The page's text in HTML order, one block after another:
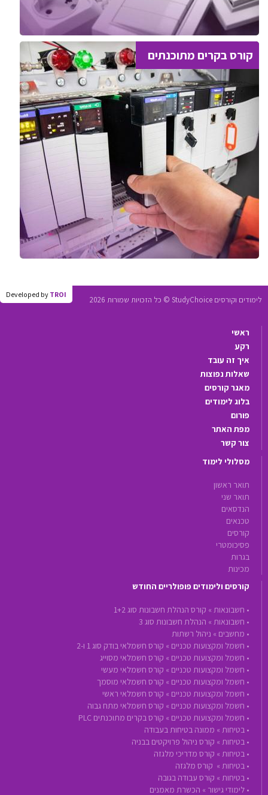
קורס בקרים מתוכנתים
Developed by TROI
לימודים וקורסים StudyChoice © כל הזכויות שמורות 2026
ראשי
רקע
איך זה עובד
שאלות נפוצות
מאגר קורסים
בלוג לימודים
פורום
מפת האתר
צור קשר
מסלולי לימוד
תואר ראשון
תואר שני
הנדסאים
טכנאים
קורסים
פסיכומטרי
בגרות
מכינות
קורסים ולימודים פופולריים החודש
• חשבונאות » קורס הנהלת חשבונות סוג 1+2
• חשבונאות » הנהלת חשבונות סוג 3
• מחשבים » ניהול רשתות
• חשמל ומקצועות טכניים » קורס חשמלאי בודק סוג 1 ו-2
• חשמל ומקצועות טכניים » קורס חשמלאי מסוייג
• חשמל ומקצועות טכניים » קורס חשמלאי מעשי
• חשמל ומקצועות טכניים » קורס חשמלאי מוסמך
• חשמל ומקצועות טכניים » קורס חשמלאי ראשי
• חשמל ומקצועות טכניים » קורס חשמלאי מתח גבוה
• חשמל ומקצועות טכניים » קורס בקרים מתוכנתים PLC
• בטיחות » ממונה בטיחות בעבודה
• בטיחות » קורס ניהול פרויקטים בבניה
• בטיחות » קורס מדריכי מלגזה
• בטיחות » קורס מלגזה
• בטיחות » קורס עבודה בגובה
• לימודי גישור » הכשרת מאמנים